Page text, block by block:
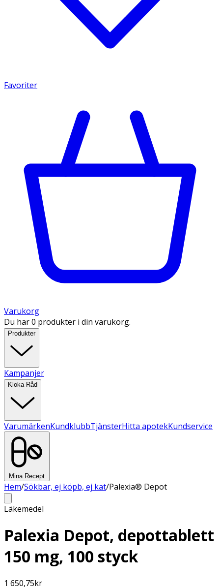
Favoriter
Varukorg
Du har 0 produkter i din varukorg.
Produkter
Kampanjer
Kloka Råd
VarumärkenKundklubbTjänsterHitta apotekKundservice
Mina Recept
Hem/Sökbar, ej köpb, ej kat/Palexia® Depot
Läkemedel
Palexia Depot, depottablett
150 mg, 100 styck
1 650,75kr